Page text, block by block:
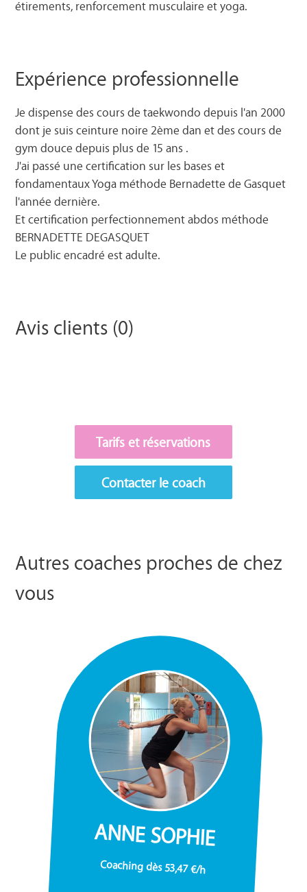
étirements, renforcement musculaire et yoga.
Expérience professionnelle
Je dispense des cours de taekwondo depuis l'an 2000
dont je suis ceinture noire 2ème dan et des cours de
gym douce depuis plus de 15 ans .
J'ai passé une certification sur les bases et
fondamentaux Yoga méthode Bernadette de Gasquet
l'année dernière.
Et certification perfectionnement abdos méthode
BERNADETTE DEGASQUET
Le public encadré est adulte.
Avis clients (0)
Tarifs et réservations
Contacter le coach
Autres coaches proches de chez
vous
ANNE SOPHIE
Coaching dès 53,47 €/h